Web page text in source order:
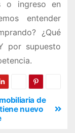
o ingreso en
entender
¿Qué
por supuesto
de
nuevo